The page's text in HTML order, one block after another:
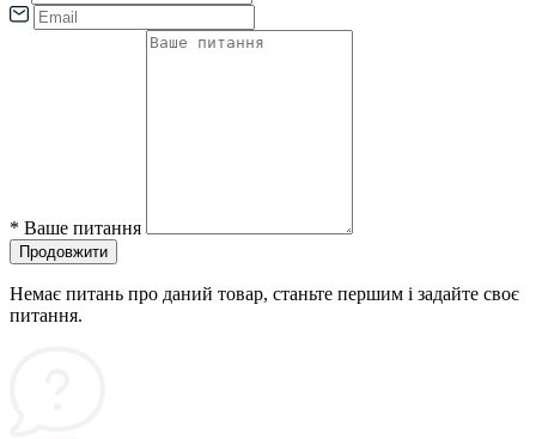
* Ваше питання
Продовжити
Немає питань про даний товар, станьте першим і задайте своє
питання.